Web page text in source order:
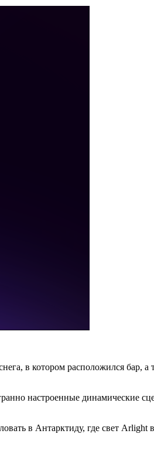
в котором расположился бар, а
настроенные динамические
в Антарктиду, где свет Arlight